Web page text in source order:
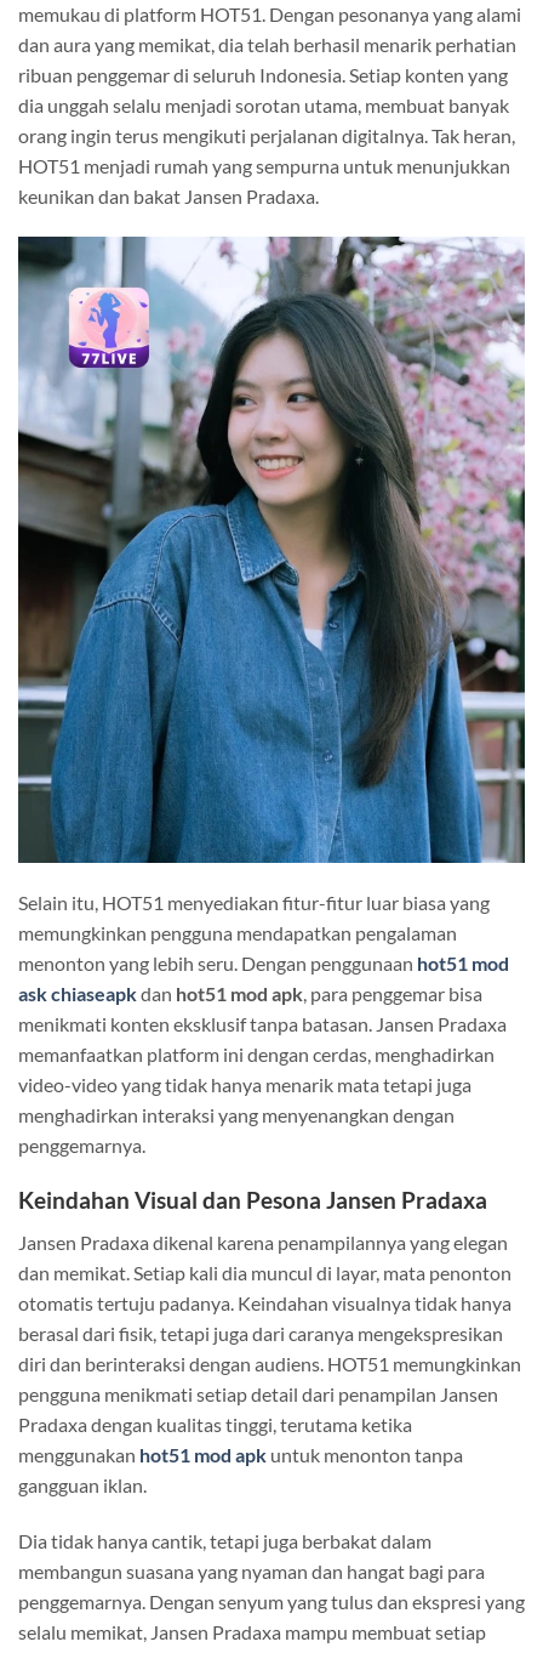
memukau di platform HOT51. Dengan pesonanya yang alami
dan aura yang memikat, dia telah berhasil menarik perhatian
ribuan penggemar di seluruh Indonesia. Setiap konten yang
dia unggah selalu menjadi sorotan utama, membuat banyak
orang ingin terus mengikuti perjalanan digitalnya. Tak heran,
HOT51 menjadi rumah yang sempurna untuk menunjukkan
keunikan dan bakat Jansen Pradaxa.
Selain itu, HOT51 menyediakan fitur-fitur luar biasa yang
memungkinkan pengguna mendapatkan pengalaman
menonton yang lebih seru. Dengan penggunaan hot51 mod
ask chiaseapkdan hot51 mod apk, para penggemar bisa
menikmati konten eksklusif tanpa batasan. Jansen Pradaxa
memanfaatkan platform ini dengan cerdas, menghadirkan
video-video yang tidak hanya menarik mata tetapi juga
menghadirkan interaksi yang menyenangkan dengan
penggemarnya.
Keindahan Visual dan Pesona Jansen Pradaxa
Jansen Pradaxa dikenal karena penampilannya yang elegan
dan memikat. Setiap kali dia muncul di layar, mata penonton
otomatis tertuju padanya. Keindahan visualnya tidak hanya
berasal dari fisik, tetapi juga dari caranya mengekspresikan
diri dan berinteraksi dengan audiens. HOT51 memungkinkan
pengguna menikmati setiap detail dari penampilan Jansen
Pradaxa dengan kualitas tinggi, terutama ketika
menggunakan hot51 mod apk untuk menonton tanpa
gangguan iklan.
Dia tidak hanya cantik, tetapi juga berbakat dalam
membangun suasana yang nyaman dan hangat bagi para
penggemarnya. Dengan senyum yang tulus dan ekspresi yang
selalu memikat, Jansen Pradaxa mampu membuat setiap